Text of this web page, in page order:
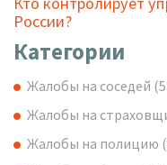
России?
Категории
Жалобы на соседей
Жалобы на
Жалобы на полицию